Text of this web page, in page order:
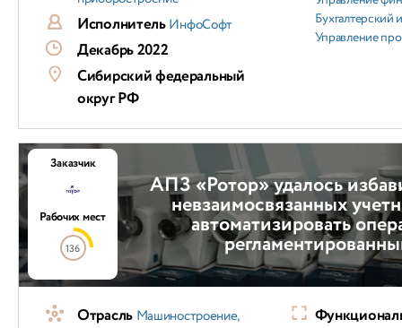
ИсполнительИнфоСофт
Декабрь 2022
Сибирский федеральный
округ РФ
Бухгалтерский
Управление
АПЗ «Ротор» удалось
невзаимосвязанных
автоматизировать
Заказчик
Рабочих мест
136
Отрасль Машиностроение,